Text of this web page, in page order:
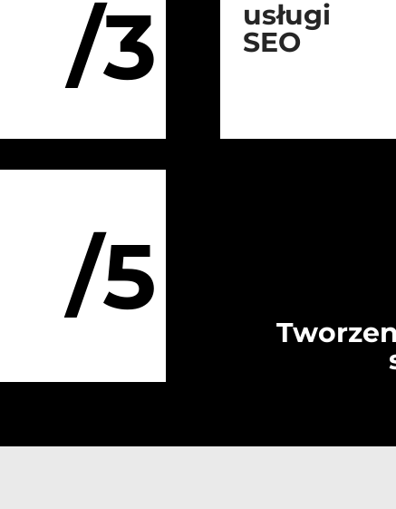
/3
usługi
SEO
/5